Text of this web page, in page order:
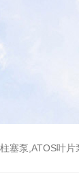
塞泵,ATOS叶